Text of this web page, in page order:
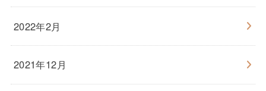
2022年2月
2021年12月